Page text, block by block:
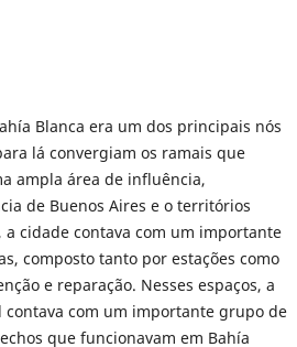
Blanca era um dos principais nós
lá convergiam os ramais que
ampla área de influência,
de Buenos Aires e o territórios
a cidade contava com um importante
composto tanto por estações como
e reparação. Nesses espaços, a
contava com um importante grupo de
que funcionavam em Bahía